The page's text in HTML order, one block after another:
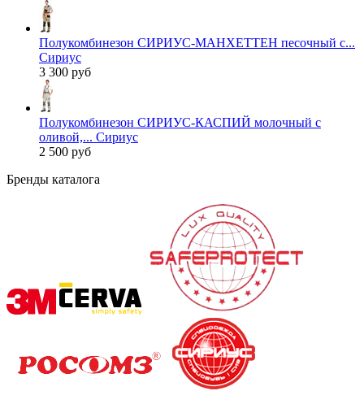
Полукомбинезон СИРИУС-МАНХЕТТЕН песочный с...
Сириус
3 300 руб
Полукомбинезон СИРИУС-КАСПИЙ молочный с
оливой,... Сириус
2 500 руб
Бренды каталога